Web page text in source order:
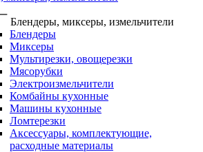
Блендеры, миксеры, измельчители
Блендеры
Миксеры
Мультирезки, овощерезки
Мясорубки
Электроизмельчители
Комбайны кухонные
Машины кухонные
Ломтерезки
Аксессуары, комплектующие,
расходные материалы